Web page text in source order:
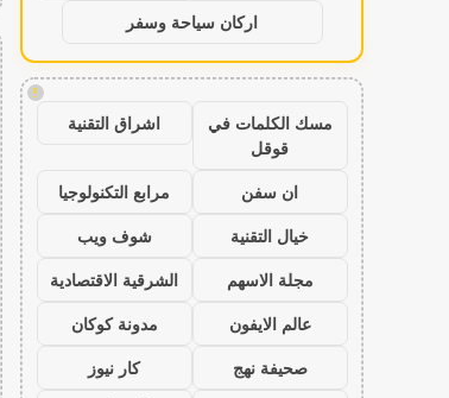
اركان سياحة وسفر
!
مسك الكلمات في
قوقل
اشراق التقنية
ان سفن
مرابع التكنولوجيا
خيال التقنية
شوف ويب
مجلة الاسهم
الشرقية الاقتصادية
عالم الايفون
مدونة كوكان
صحيفة نهج
كار نيوز